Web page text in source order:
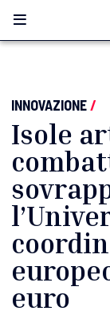
INNOVAZIONE/
Isole
euro